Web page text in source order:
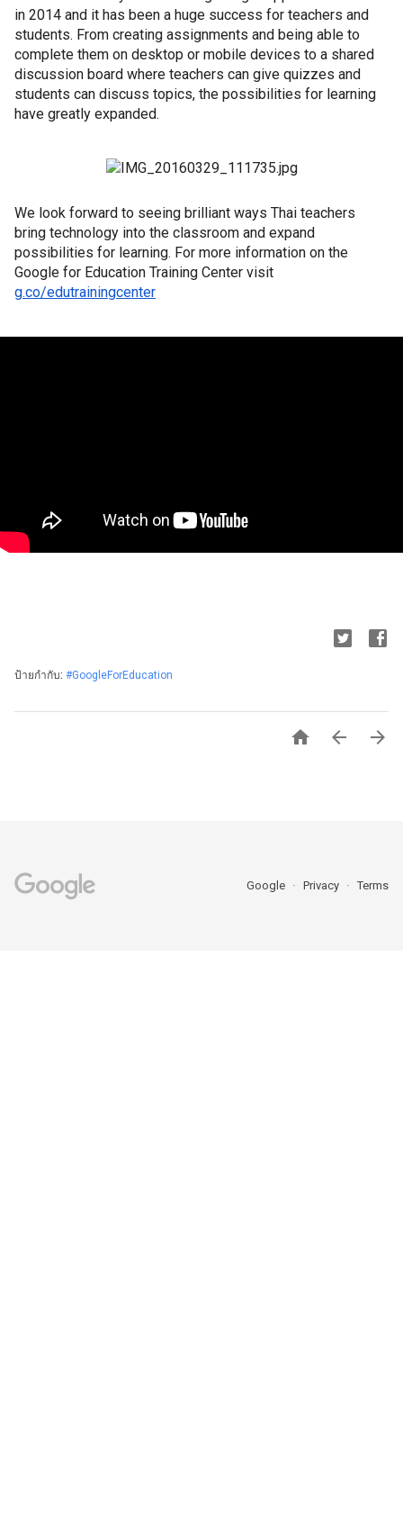
in 2014 and it has been a huge success for teachers and
students. From creating assignments and being able to
complete them on desktop or mobile devices to a shared
discussion board where teachers can give quizzes and
students can discuss topics, the possibilities for learning
have greatly expanded.
We look forward to seeing brilliant ways Thai teachers
bring technology into the classroom and expand
possibilities for learning. For more information on the
g.co/edutrainingcenter
ป้ายกำกับ: #GoogleForEducation
  
Google Privacy Terms